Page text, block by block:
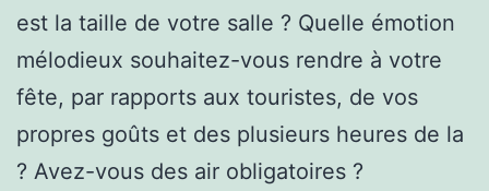
est la taille de votre salle ? Quelle émotion
mélodieux souhaitez-vous rendre à votre
fête, par rapports aux touristes, de vos
propres goûts et des plusieurs heures de la
? Avez-vous des air obligatoires ?